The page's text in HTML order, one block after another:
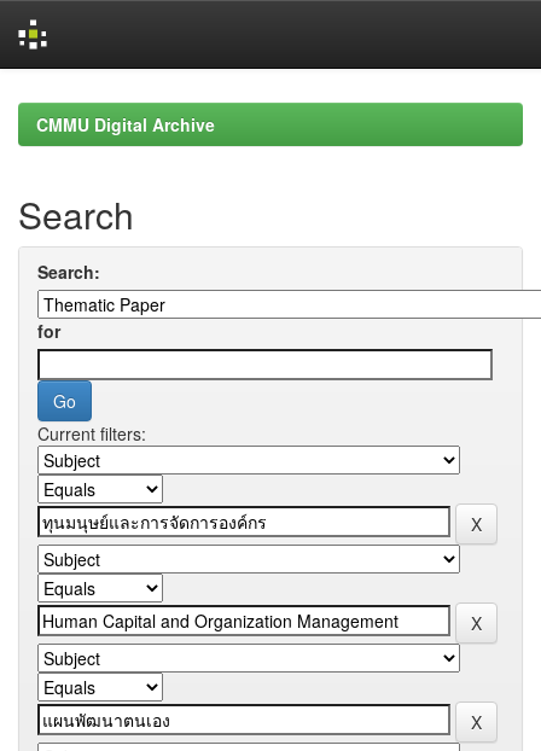
navigationCMMU Digital Archive
Search
Search:
for
Current filters: